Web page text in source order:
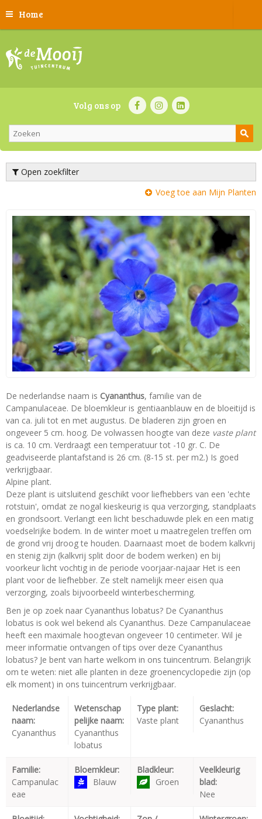
Home
Volg ons op
Open zoekfilter
Voeg toe aan Mijn Planten
De nederlandse naam is Cyananthus, familie van de
Campanulaceae. De bloemkleur is gentiaanblauw en de bloeitijd is
van ca. juli tot en met augustus. De bladeren zijn groen en
ongeveer 5 cm. hoog. De volwassen hoogte van deze vaste plant
is ca. 10 cm. Verdraagt een temperatuur tot -10 gr. C. De
geadviseerde plantafstand is 26 cm. (8-15 st. per m2.) Is goed
verkrijgbaar.
Alpine plant.
Deze plant is uitsluitend geschikt voor liefhebbers van een 'echte
rotstuin', omdat ze nogal kieskeurig is qua verzorging, standplaats
en grondsoort. Verlangt een licht beschaduwde plek en een matig
voedselrijke bodem. In de winter moet u maatregelen treffen om
de grond vrij droog te houden. Daarnaast moet de bodem kalkvrij
en stenig zijn (kalkvrij split door de bodem werken) en bij
voorkeur licht vochtig in de periode voorjaar-najaar Het is een
plant voor de liefhebber. Ze stelt namelijk meer eisen qua
verzorging, zoals bijvoorbeeld winterbescherming.
Ben je op zoek naar Cyananthus lobatus? De Cyananthus
lobatus is ook wel bekend als Cyananthus. Deze Campanulaceae
heeft een maximale hoogtevan ongeveer 10 centimeter. Wil je
meer informatie ontvangen of tips over deze Cyananthus
lobatus? Je bent van harte welkom in ons tuincentrum. Belangrijk
om te weten: niet alle planten in deze groenencyclopedie zijn (op
elk moment) in ons tuincentrum verkrijgbaar.
Nederlandse
naam:
Cyananthus
Wetenschap
pelijke naam:
Cyananthus
lobatus
Type plant:
Vaste plant
Geslacht:
Cyananthus
Familie:
Campanulac
eae
Bloemkleur:
Blauw
Bladkleur:
Groen
Veelkleurig
blad:
Nee